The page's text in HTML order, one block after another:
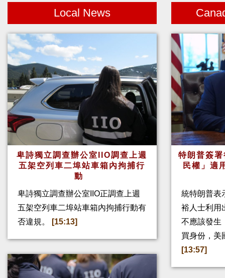
Local News
卑詩獨立調查辦公室IIO調查上週
五架空列車二埠站車箱內拘捕行
動
卑詩獨立調查辦公室IIO正調查上週
五架空列車二埠站車箱內拘捕行動有
否違規。
[15:13]
特朗普簽
民權」適
統特朗普表
裕人士利用
不應該發生
買身份，美
[13:57]